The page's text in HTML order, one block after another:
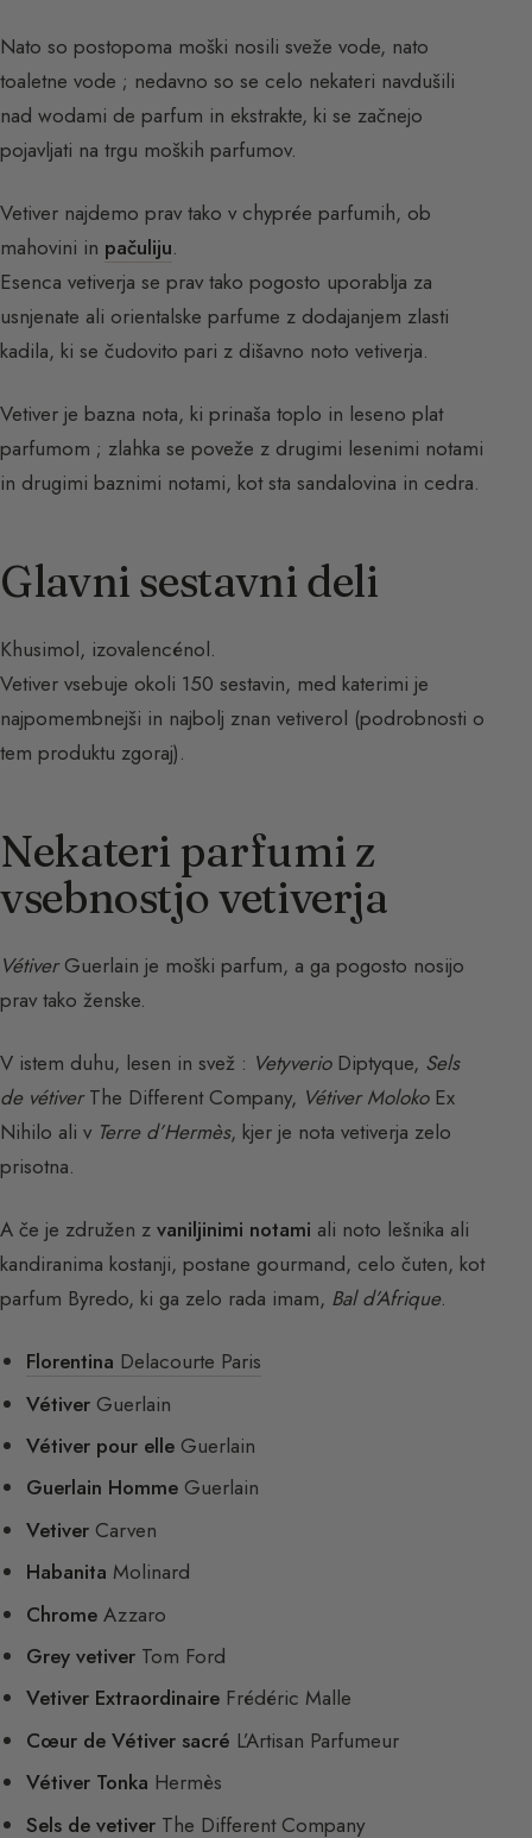
Nato so postopoma moški nosili sveže vode, nato
toaletne vode ; nedavno so se celo nekateri navdušili
nad wodami de parfum in ekstrakte, ki se začnejo
pojavljati na trgu moških parfumov.
Vetiver najdemo prav tako v chyprée parfumih, ob
mahovini in pačuliju.
Esenca vetiverja se prav tako pogosto uporablja za
usnjenate ali orientalske parfume z dodajanjem zlasti
kadila, ki se čudovito pari z dišavno noto vetiverja.
Vetiver je bazna nota, ki prinaša toplo in leseno plat
parfumom ; zlahka se poveže z drugimi lesenimi notami
in drugimi baznimi notami, kot sta sandalovina in cedra.
Glavni sestavni deli
Khusimol, izovalencénol.
Vetiver vsebuje okoli 150 sestavin, med katerimi je
najpomembnejši in najbolj znan vetiverol (podrobnosti o
tem produktu zgoraj).
Nekateri parfumi z
vsebnostjo vetiverja
VétiverGuerlain je moški parfum, a ga pogosto nosijo
prav tako ženske.
V istem duhu, lesen in svež : VetyverioDiptyque, Sels
de vétiverThe Different Company, Vétiver MolokoEx
Nihilo ali v Terre d’Hermès, kjer je nota vetiverja zelo
prisotna.
A če je združen z vaniljinimi notami ali noto lešnika ali
kandiranima kostanji, postane gourmand, celo čuten, kot
parfum Byredo, ki ga zelo rada imam, Bal d’Afrique.
Florentina Delacourte Paris
Vétiver Guerlain
Vétiver pour elle Guerlain
Guerlain Homme Guerlain
Vetiver Carven
Habanita Molinard
Chrome Azzaro
Grey vetiver Tom Ford
Vetiver Extraordinaire Frédéric Malle
Cœur de Vétiver sacré L’Artisan Parfumeur
Vétiver Tonka Hermès
Sels de vetiver The Different Company